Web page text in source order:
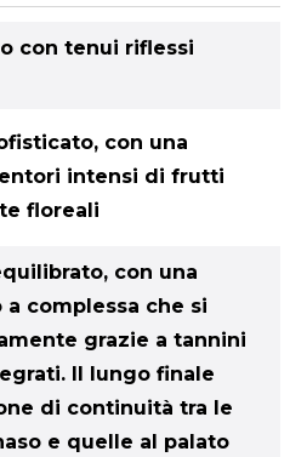
con tenui riflessi
con una
intensi di frutti
floreali
con una
complessa che si
grazie a tannini
Il lungo finale
di continuità tra le
e quelle al palato